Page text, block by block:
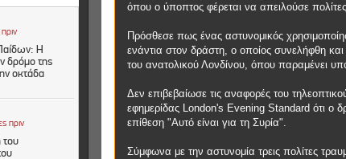
όπου ο ύποπτος φέρεται να απειλούσε
Πρόσθεσε πως ένας αστυνομικός
ενάντια στον δράστη, ο οποίος συνελήφθη
του ανατολικού Λονδίνου, όπου παραμένει
Δεν επιβεβαίωσε τις αναφορές του
εφημερίδας London's Evening Standard ότι ο
επίθεση "Αυτό είναι για τη Συρία".
Σύμφωνα με την αστυνομία τρεις πολίτες